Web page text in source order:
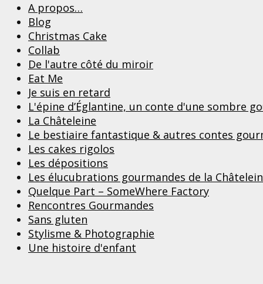
A propos…
Blog
Christmas Cake
Collab
De l'autre côté du miroir
Eat Me
Je suis en retard
L'épine d’Églantine, un conte d'une sombre
La Châteleine
Le bestiaire fantastique & autres contes
Les cakes rigolos
Les dépositions
Les élucubrations gourmandes de la
Quelque Part – SomeWhere Factory
Rencontres Gourmandes
Sans gluten
Stylisme & Photographie
Une histoire d'enfant